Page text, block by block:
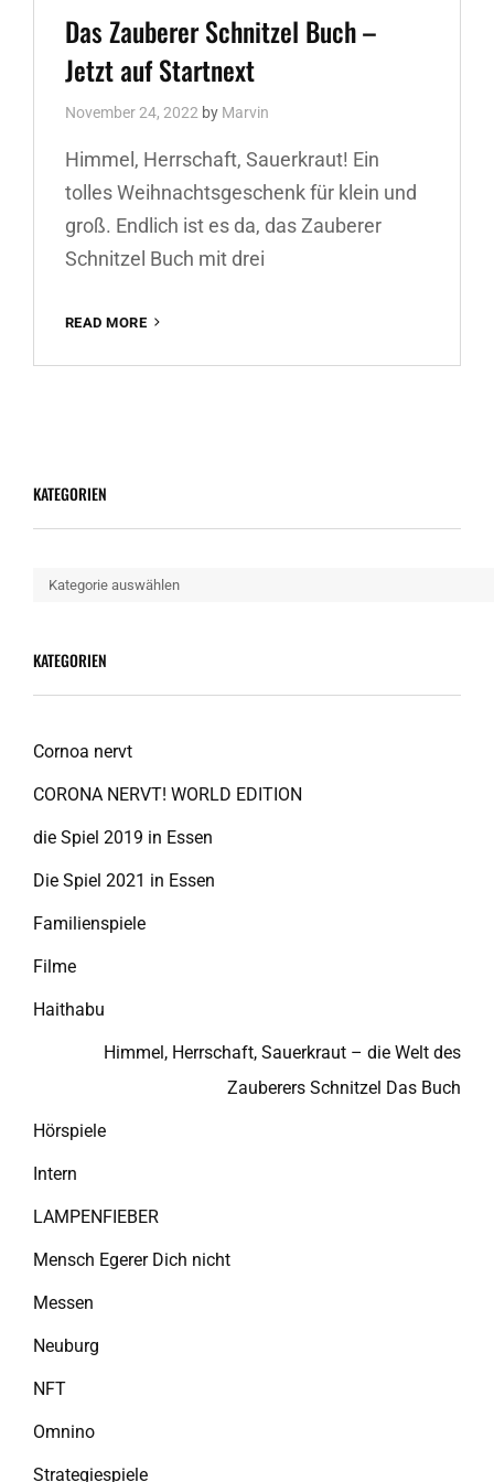
Das Zauberer Schnitzel Buch –
Jetzt auf Startnext
November 24, 2022 by Marvin
Himmel, Herrschaft, Sauerkraut! Ein
tolles Weihnachtsgeschenk für klein und
groß. Endlich ist es da, das Zauberer
Schnitzel Buch mit drei
READ MORE
SCHNITZEL
KATEGORIEN
Kategorien
KATEGORIEN
Cornoa nervt
CORONA NERVT! WORLD EDITION
die Spiel 2019 in Essen
Die Spiel 2021 in Essen
Familienspiele
Filme
Haithabu
Himmel, Herrschaft, Sauerkraut – die Welt des
Zauberers Schnitzel Das Buch
Hörspiele
Intern
LAMPENFIEBER
Mensch Egerer Dich nicht
Messen
Neuburg
NFT
Omnino
Strategiespiele